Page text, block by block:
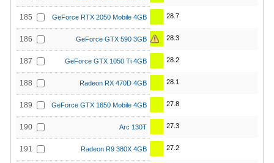
185 GeForce RTX 2050 Mobile 4GB 28.7
186 GeForce GTX 590 3GB 28.3
187 GeForce GTX 1050 Ti 4GB 28.2
188 Radeon RX 470D 4GB 28.1
189 GeForce GTX 1650 Mobile 4GB 27.8
190 Arc 130T 27.3
191 Radeon R9 380X 4GB 27.2